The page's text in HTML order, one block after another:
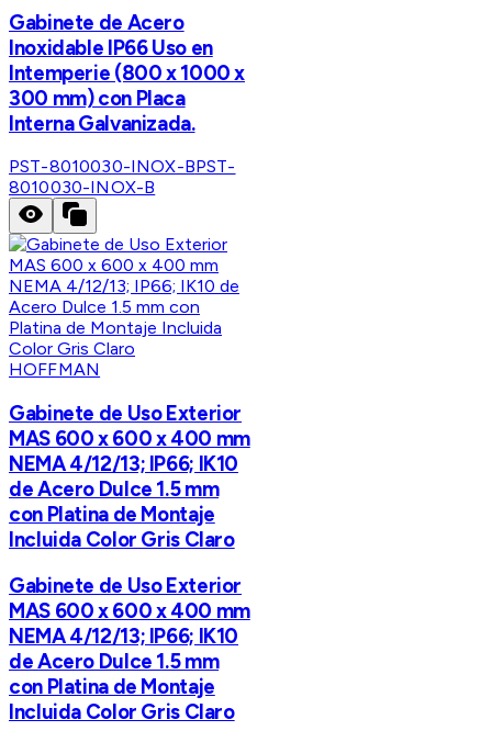
Gabinete de Acero
Inoxidable IP66 Uso en
Intemperie (800 x 1000 x
300 mm) con Placa
Interna Galvanizada.
PST-8010030-INOX-BPST-
8010030-INOX-B
HOFFMAN
Gabinete de Uso Exterior
MAS 600 x 600 x 400 mm
NEMA 4/12/13; IP66; IK10
de Acero Dulce 1.5 mm
con Platina de Montaje
Incluida Color Gris Claro
Gabinete de Uso Exterior
MAS 600 x 600 x 400 mm
NEMA 4/12/13; IP66; IK10
de Acero Dulce 1.5 mm
con Platina de Montaje
Incluida Color Gris Claro